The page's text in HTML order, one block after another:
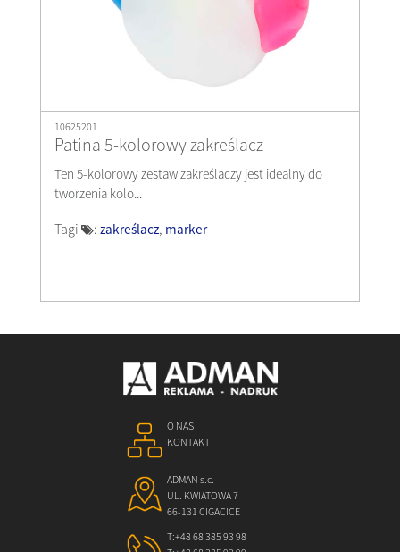
10625201
Patina 5-kolorowy zakreślacz
Ten 5-kolorowy zestaw zakreślaczy jest idealny do
tworzenia kolo...
Tagi : zakreślacz, marker
O NAS
KONTAKT
ADMAN s.c.
UL. KWIATOWA 7
66-131 CIGACICE
T:+48 68 385 93 98